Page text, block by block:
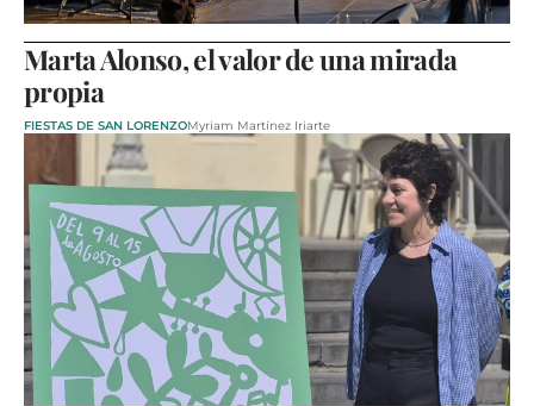
Marta Alonso, el valor de una mirada
propia
FIESTAS DE SAN LORENZOMyriam Martínez Iriarte